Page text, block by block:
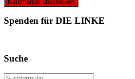
Spenden für DIE LINKE
Suche